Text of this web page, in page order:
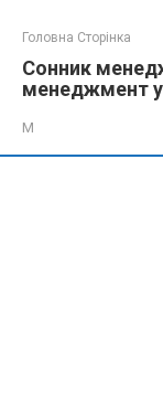
Головна Сторінка
Сонник
менеджмент у
М